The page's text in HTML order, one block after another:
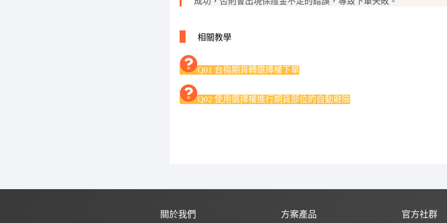
相關教學
Q01 台指期貨轉選擇權下單
Q02 使用選擇權進行期貨部位的自動避險
關於我們 方案產品 官方社群